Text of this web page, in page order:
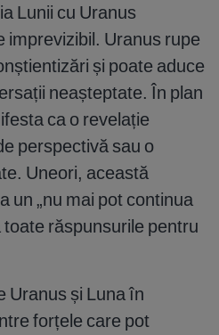
Lunii cu Uranus
imprevizibil. Uranus rupe
și poate aduce
neașteptate. În plan
ca o revelație
perspectivă sau o
Uneori, această
un „nu mai pot continua
toate răspunsurile pentru
Uranus și Luna în
forțele care pot